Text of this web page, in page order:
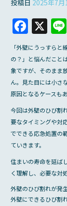
投稿日 2025年7月
F
a
c
e
b
o
o
k
X
「外壁にうっすら
の？」と悩んだこと
象ですが、そのまま
ん。見た目には小さ
原因となるケースも
今回は外壁のひび割
要なタイミングや対
でできる応急処置の
ていきます。
住まいの寿命を延ば
く理解し、必要な対
外壁のひび割れが発
外壁にできるひび割